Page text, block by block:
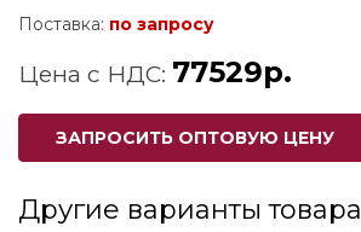
Поставка: по запросу
Цена с НДС: 77529р.
ЗАПРОСИТЬ ОПТОВУЮ ЦЕНУ
Другие варианты товара